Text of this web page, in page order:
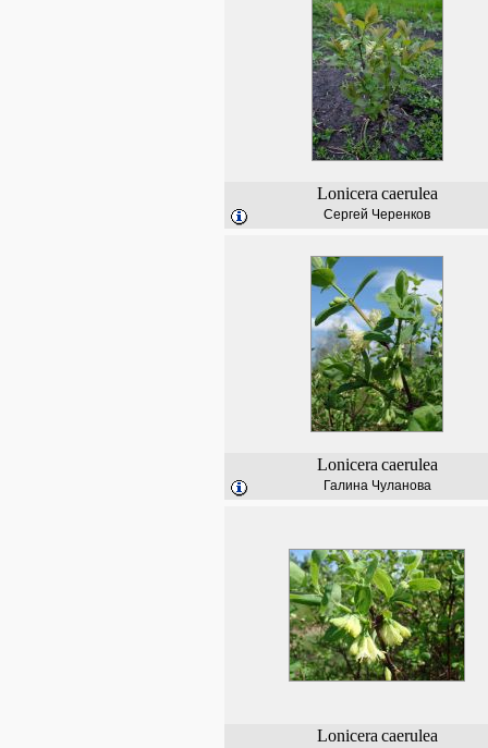
Lonicera caerulea
Сергей Черенков
Lonicera caerulea
Галина Чуланова
Lonicera caerulea